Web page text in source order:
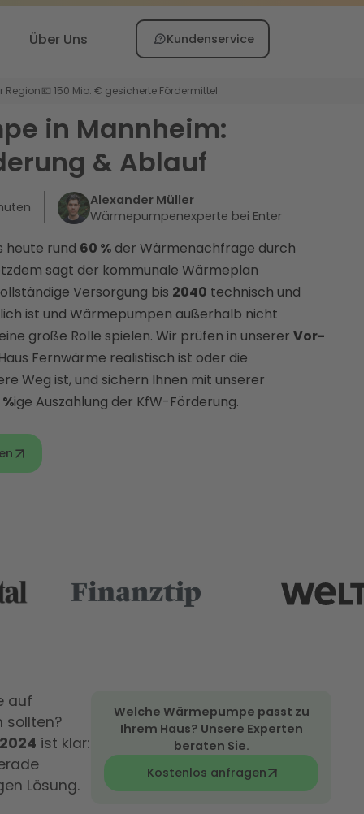
Über Uns Kundenservice
Region💶 150 Mio. € gesicherte Fördermittel
in Mannheim:
& Ablauf
Alexander Müller
Wärmepumpenexperte bei Enter
heute rund 60 % der Wärmenachfrage durch
sagt der kommunale Wärmeplan
Versorgung bis 2040 technisch und
ist und Wärmepumpen außerhalb nicht
große Rolle spielen. Wir prüfen in unserer Vor-
Fernwärme realistisch ist oder die
Weg ist, und sichern Ihnen mit unserer
ige Auszahlung der KfW-Förderung.
auf
sollten?
ist klar:
Lösung.
Welche Wärmepumpe passt zu
Ihrem Haus? Unsere Experten
beraten Sie.
Kostenlos anfragen